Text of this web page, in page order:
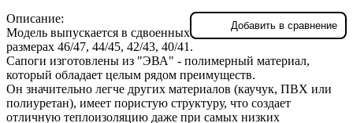
Добавить в сравнение
Описание:
Модель выпускается в сдвоенных
размерах 46/47, 44/45, 42/43, 40/41.
Сапоги изготовлены из "ЭВА" - полимерный материал,
который обладает целым рядом преимуществ.
Он значительно легче других материалов (каучук, ПВХ или
полиуретан), имеет пористую структуру, что создает
отличную теплоизоляцию даже при самых низких